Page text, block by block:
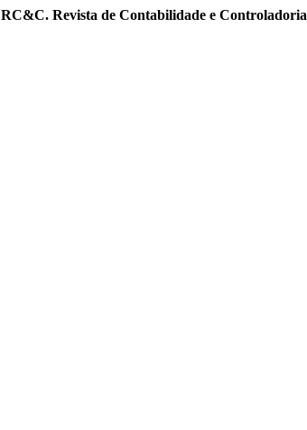
RC&C. Revista de Contabilidade e Controladoria